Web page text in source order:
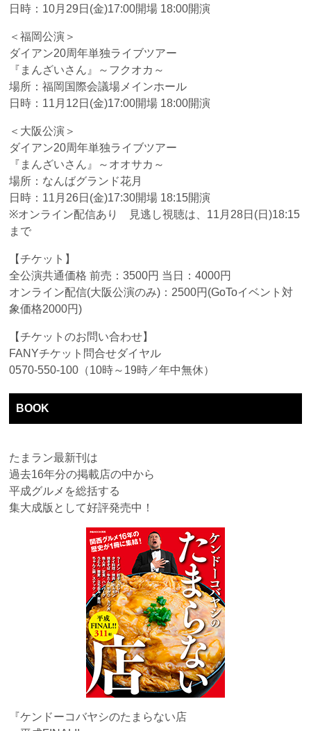
日時：10月29日(金)17:00開場 18:00開演
＜福岡公演＞
ダイアン20周年単独ライブツアー
『まんざいさん』～フクオカ～
場所：福岡国際会議場メインホール
日時：11月12日(金)17:00開場 18:00開演
＜大阪公演＞
ダイアン20周年単独ライブツアー
『まんざいさん』～オオサカ～
場所：なんばグランド花月
日時：11月26日(金)17:30開場 18:15開演
※オンライン配信あり 見逃し視聴は、11月28日(日)18:15
まで
【チケット】
全公演共通価格 前売：3500円 当日：4000円
オンライン配信(大阪公演のみ)：2500円(GoToイベント対
象価格2000円)
【チケットのお問い合わせ】
FANYチケット問合せダイヤル
0570‐550-100（10時～19時／年中無休）
BOOK
たまラン最新刊は
過去16年分の掲載店の中から
平成グルメを総括する
集大成版として好評発売中！
『ケンドーコバヤシのたまらない店